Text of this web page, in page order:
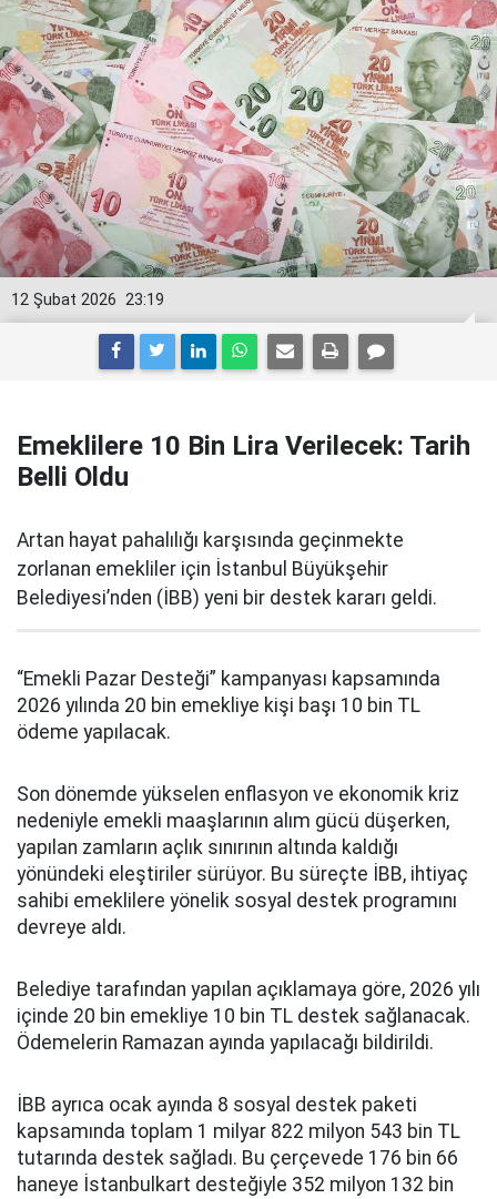
23:19
12 Şubat 2026
Emeklilere 10 Bin Lira Verilecek: Tarih
Belli Oldu
Artan hayat pahalılığı karşısında geçinmekte
zorlanan emekliler için İstanbul Büyükşehir
Belediyesi’nden (İBB) yeni bir destek kararı geldi.
“Emekli Pazar Desteği” kampanyası kapsamında
2026 yılında 20 bin emekliye kişi başı 10 bin TL
ödeme yapılacak.
Son dönemde yükselen enflasyon ve ekonomik kriz
nedeniyle emekli maaşlarının alım gücü düşerken,
yapılan zamların açlık sınırının altında kaldığı
yönündeki eleştiriler sürüyor. Bu süreçte İBB, ihtiyaç
sahibi emeklilere yönelik sosyal destek programını
devreye aldı.
Belediye tarafından yapılan açıklamaya göre, 2026 yılı
içinde 20 bin emekliye 10 bin TL destek sağlanacak.
Ödemelerin Ramazan ayında yapılacağı bildirildi.
İBB ayrıca ocak ayında 8 sosyal destek paketi
kapsamında toplam 1 milyar 822 milyon 543 bin TL
tutarında destek sağladı. Bu çerçevede 176 bin 66
haneye İstanbulkart desteğiyle 352 milyon 132 bin